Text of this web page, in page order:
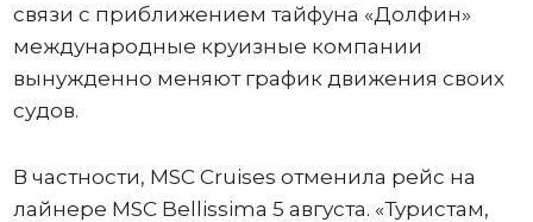
связи с приближением тайфуна «Долфин»
международные круизные компании
вынужденно меняют график движения своих
судов.
В частности, MSC Cruises отменила рейс на
лайнере MSC Bellissima 5 августа. «Туристам,